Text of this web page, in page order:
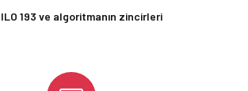
ILO 193 ve algoritmanın zincirleri